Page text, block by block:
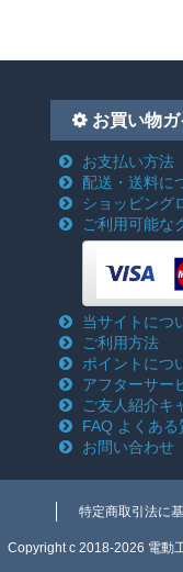
お買い物ガ
お支払い方法
配送・送料に
ショッピング
ご利用可能な
当サイトにつ
ご利用方法
ポイントにつ
アフターサー
ご友人紹介キ
FAQ よくある
お問い合わせ
特定商取引法に
Copyright c 2018-2026 電動